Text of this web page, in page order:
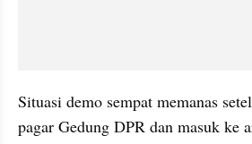
Situasi demo sempat memanas
pagar Gedung DPR dan masuk ke